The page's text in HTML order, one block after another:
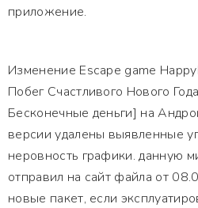
приложение.
Изменение Escape game
Побег Счастливого Нового
Бесконечные деньги] на
версии удалены выявленные
неровность графики. данную
отправил на сайт файла от
новые пакет, если